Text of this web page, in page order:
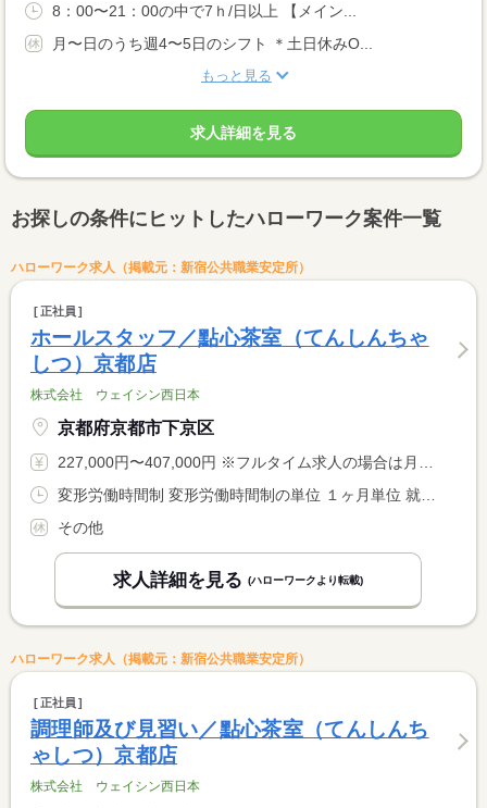
8：00〜21：00の中で7ｈ/日以上 【メイン...
月〜日のうち週4〜5日のシフト ＊土日休みO...
もっと見る
求人詳細を見る
お探しの条件にヒットしたハローワーク案件一覧
ハローワーク求人（掲載元：新宿公共職業安定所）
正社員
ホールスタッフ／點心茶室（てんしんちゃ
しつ）京都店
株式会社 ウェイシン西日本
京都府京都市下京区
227,000円〜407,000円 ※フルタイム求人の場合は月額（換算額）、パート求人の場合は時間額を表示しています。
その他
求人詳細を見る (ハローワークより転載)
ハローワーク求人（掲載元：新宿公共職業安定所）
正社員
調理師及び見習い／點心茶室（てんしんち
ゃしつ）京都店
株式会社 ウェイシン西日本